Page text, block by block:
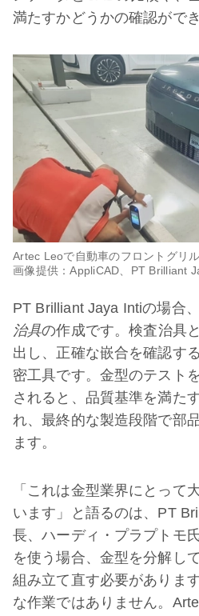
満たすかどうかの確認ができ
Artec Leoで自動車のフロントグリ
画像提供：AppliCAD、PT Brilliant
PT Brilliant Jaya Intiの場合
治具の作成です。検査治具
出し、正確な嵌合を確認す
密工具です。金型のテスト
されると、品質基準を満た
れ、最終的な製造段階で部
ます。
「これは金型業界にとって
います」と語るのは、PT
長、ハーディ・プラプトモ
を使う場合、金型を分解し
組み立て直す必要がありま
な作業ではありません。